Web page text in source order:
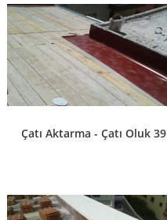
Çatı Aktarma - Çatı Oluk 39